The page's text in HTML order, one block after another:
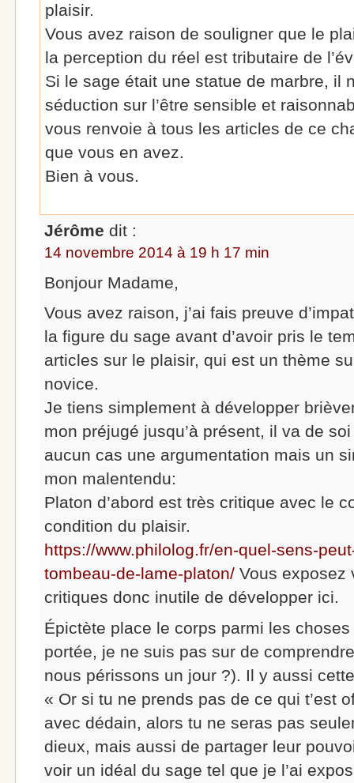
plaisir.
Vous avez raison de souligner que le
la perception du réel est tributaire de
Si le sage était une statue de marbre, il
séduction sur l’être sensible et
vous renvoie à tous les articles de ce
que vous en avez.
Bien à vous.
Jérôme dit :
14 novembre 2014 à 19 h 17 min
Bonjour Madame,
Vous avez raison, j’ai fais preuve
la figure du sage avant d’avoir pris le
articles sur le plaisir, qui est un thème
novice.
Je tiens simplement à développer
mon préjugé jusqu’à présent, il va de
aucun cas une argumentation mais un
mon malentendu:
Platon d’abord est très critique avec le
condition du plaisir.
https://www.philolog.fr/en-quel-sens-
tombeau-de-lame-platon/ Vous exposez
critiques donc inutile de développer ici.
Épictète place le corps parmi les
portée, je ne suis pas sur de
nous périssons un jour ?). Il y aussi
« Or si tu ne prends pas de ce qui t’est
avec dédain, alors tu ne seras pas
dieux, mais aussi de partager leur
voir un idéal du sage tel que je l’ai